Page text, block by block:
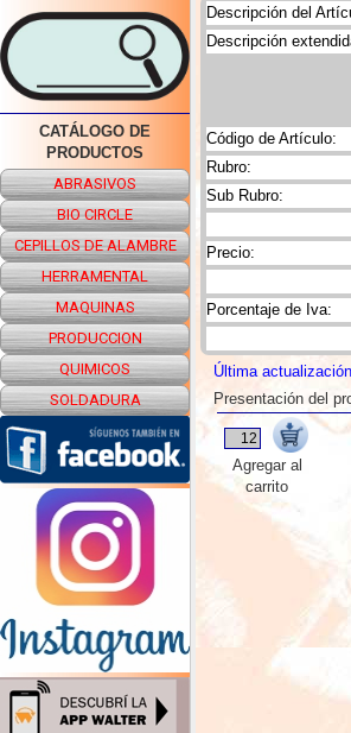
CATÁLOGO DE
PRODUCTOS
ABRASIVOS
BIO CIRCLE
CEPILLOS DE ALAMBRE
HERRAMENTAL
MAQUINAS
PRODUCCION
QUIMICOS
SOLDADURA
Descripción del
Código de Artículo:
Rubro:
Sub Rubro:
Precio:
Descripción
Porcentaje de Iva:
Última
Presentación del
Agregar al
carrito